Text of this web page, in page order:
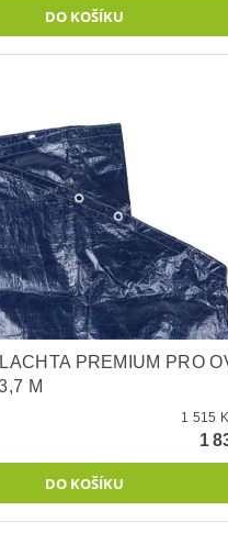
PREMIUM PRO
M
1